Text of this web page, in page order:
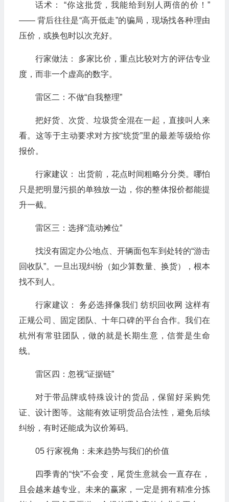
话术： “你这批货，我能给到别人两倍的价！”
—— 背后往往是“高开低走”的骗局，现场找各种理由
压价，或换包时以次充好。
行家做法： 多家比价，重点比较对方的评估专业
度，而非一个虚高的数字。
雷区二：不做“自我整理”
把好货、次货、垃圾货全混在一起，直接叫人来
看。这等于主动要求对方按“统货”里的最差等级给你
报价。
行家建议： 出货前，花点时间粗略分分类。哪怕
只是把明显污损的单独放一边，你的整体报价都能提
升一截。
雷区三：选择“流动摊位”
找没有固定办公地点、开辆面包车到处转的“游击
回收队”。一旦出现纠纷（如少算数量、换货），根本
找不到人。
行家建议： 务必选择像我们 纺织回收网 这样有
正规公司、固定团队、十年口碑的平台合作。我们在
杭州有常驻团队，做的就是长期生意，信誉是生命
线。
雷区四：忽视“证据链”
对于带品牌或特殊设计的货品，保留好采购凭
证、设计图等。这能有效证明货品合法性，避免后续
纠纷，有时还能成为议价筹码。
05 行家视角：未来趋势与我们的价值
四季青的“快”不会变，尾货生意就会一直存在，
且会越来越专业。未来的赢家，一定是拥有精准分拣